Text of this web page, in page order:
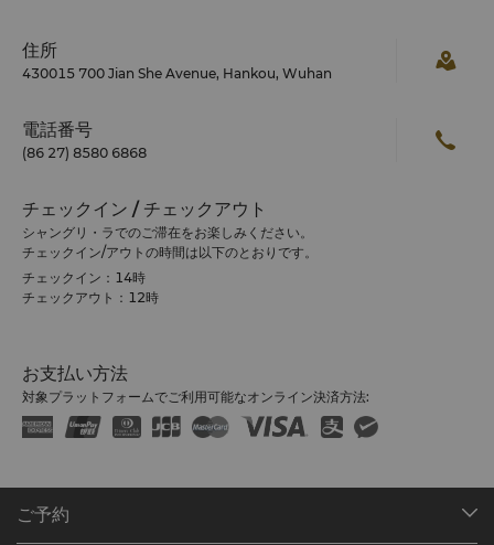
住所
430015 700 Jian She Avenue, Hankou, Wuhan
電話番号
(86 27) 8580 6868
チェックイン / チェックアウト
シャングリ・ラでのご滞在をお楽しみください。
チェックイン/アウトの時間は以下のとおりです。
チェックイン：14時
チェックアウト：12時
お支払い方法
対象プラットフォームでご利用可能なオンライン決済方法:
ご予約